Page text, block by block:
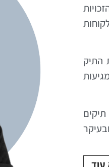
התיק
תיקים